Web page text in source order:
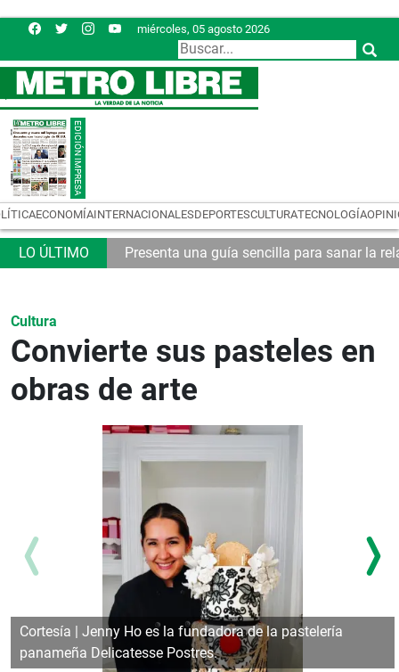
miércoles, 05 agosto 2026
ECONOMÍAINTERNACIONALESDEPORTESCULTURATECNOLOGÍA
logísticos Presenta una guía sencilla para sanar la
Cultura
Convierte sus pasteles en
obras de arte
Cortesía | Jenny Ho es la fundadora de la pastelería
panameña Delicatesse Postres.